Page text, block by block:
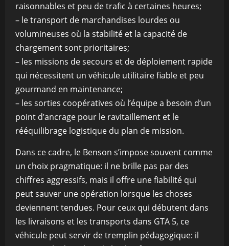
raisonnables et peu de trafic à certaines heures;
– le transport de marchandises lourdes ou
volumineuses où la stabilité et la capacité de
chargement sont prioritaires;
– les missions de secours et de déploiement rapide
qui nécessitent un véhicule utilitaire fiable et peu
gourmand en maintenance;
– les sorties coopératives où l’équipe a besoin d’un
point d’ancrage pour le ravitaillement et le
rééquilibrage logistique du plan de mission.
Dans ce cadre, le Benson s’impose souvent comme
un choix pragmatique: il ne brille pas par des
chiffres aggressifs, mais il offre une fiabilité qui
peut sauver une opération lorsque les choses
deviennent tendues. Pour ceux qui débutent dans
les livraisons et les transports dans GTA 5, ce
véhicule peut servir de tremplin pédagogique: il